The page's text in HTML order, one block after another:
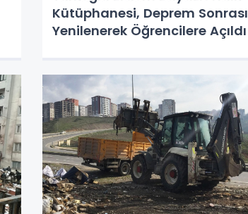
Kütüphanesi, Deprem Sonrası
Yenilenerek Öğrencilere Açıldı